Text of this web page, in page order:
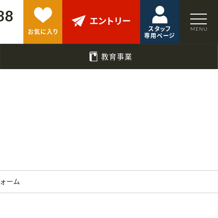
お気に入り
エントリー
スタッフ
専用ページ
教育事業
ーム